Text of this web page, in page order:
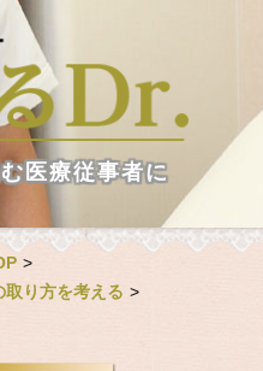
医療従事者に
>
り方を考える >